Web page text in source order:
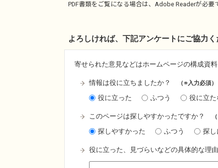
PDF書類をご覧になる場合は、 Adobe Readerが必要